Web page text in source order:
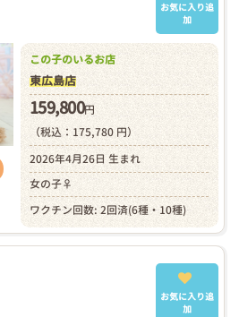
お気に入り追
加
この子のいるお店
東広島店
159,800円
（税込：175,780 円）
2026年4月26日 生まれ
女の子♀
ワクチン回数: 2回済(6種・10種)
お気に入り追
加